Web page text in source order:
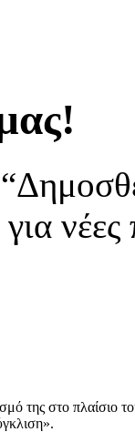
της στο πλαίσιο